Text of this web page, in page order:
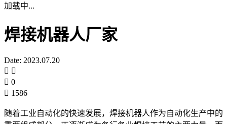
加载中...
焊接机器人厂家
Date: 2023.07.20
0
1586
随着工业自动化的快速发展，焊接机器人作为自动化生产中的